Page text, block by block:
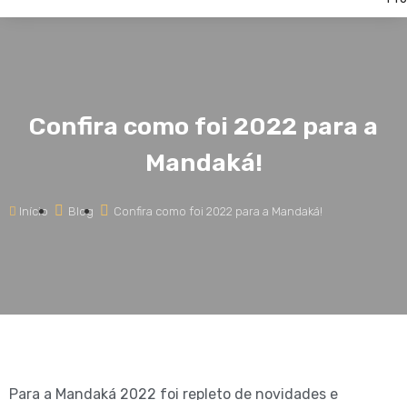
Confira como foi 2022 para a
Mandaká!
Início Blog Confira como foi 2022 para a Mandaká!
Para a Mandaká 2022 foi repleto de novidades e